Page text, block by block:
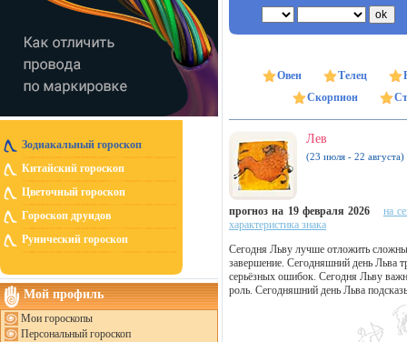
Зодиакальный гороскоп
Китайский гороскоп
Цветочный гороскоп
Гороскоп друидов
Рунический гороскоп
Мой профиль
Мои гороскопы
Персональный гороскоп
Овен Телец
Скорпион
Лев
(23 июля - 22 августа)
прогноз на 19 февраля 2026
на
характеристика знака
Сегодня Льву лучше отложить
завершение. Сегодняшний день Льва
серьёзных ошибок. Сегодня Льву
роль. Сегодняшний день Льва